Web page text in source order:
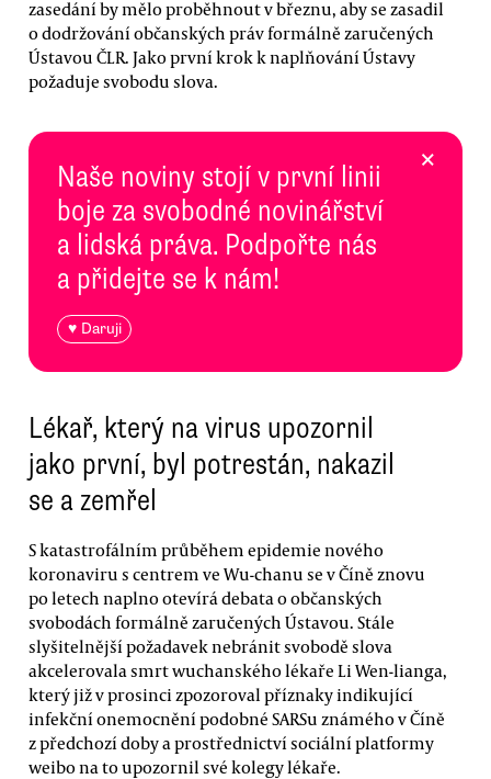
zasedání by mělo proběhnout v březnu, aby se zasadil
o dodržování občanských práv formálně zaručených
Ústavou ČLR. Jako první krok k naplňování Ústavy
požaduje svobodu slova.
Naše noviny stojí v první linii
boje za svobodné novinářství
a lidská práva. Podpořte nás
a přidejte se k nám!
♥ Daruji
×
Lékař, který na virus upozornil
jako první, byl potrestán, nakazil
se a zemřel
S katastrofálním průběhem epidemie nového
koronaviru s centrem ve Wu-chanu se v Číně znovu
po letech naplno otevírá debata o občanských
svobodách formálně zaručených Ústavou. Stále
slyšitelnější požadavek nebránit svobodě slova
akcelerovala smrt wuchanského lékaře Li Wen-lianga,
který již v prosinci zpozoroval příznaky indikující
infekční onemocnění podobné SARSu známého v Číně
z předchozí doby a prostřednictví sociální platformy
weibo na to upozornil své kolegy lékaře.